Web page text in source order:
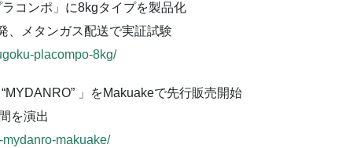
コンポ」に8kgタイプを製品化
、メタンガス配送で実証試験
placompo-8kg/
」をMakuakeで先行販売開始
を演出
makuake/